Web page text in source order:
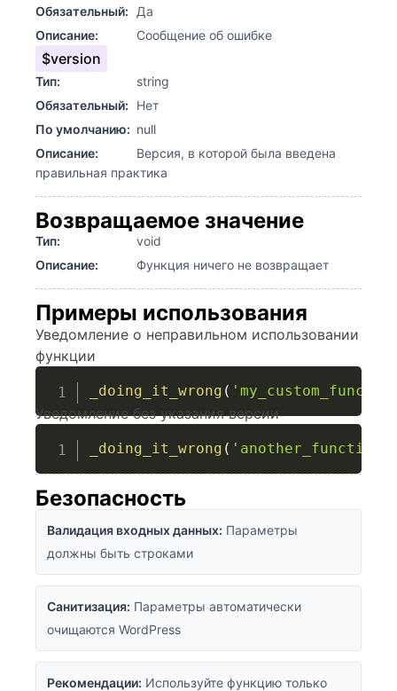
Обязательный:
Да
Описание:
Сообщение об ошибке
$version
Тип:
string
Обязательный:
Нет
По умолчанию: null
Описание:
Версия, в которой была введена
правильная практика
Возвращаемое значение
Тип:
void
Описание:
Функция ничего не возвращает
Примеры использования
Уведомление о неправильном использовании
функции
_doing_it_wrong (
Уведомление без указания версии
_doing_it_wrong ( 'another_function'
Безопасность
Валидация входных данных: Параметры
должны быть строками
Санитизация: Параметры автоматически
очищаются WordPress
Рекомендации: Используйте функцию только